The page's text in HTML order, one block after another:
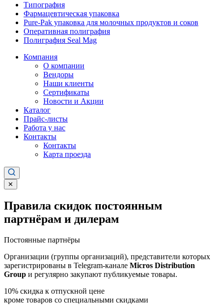
Типография
Фармацевтическая упаковка
Pure-Pak упаковка для молочных продуктов и соков
Оперативная полиграфия
Полиграфия Seal Mag
Компания
О компании
Вендоры
Наши клиенты
Сертификаты
Новости и Акции
Каталог
Прайс-листы
Работа у нас
Контакты
Контакты
Карта проезда
✕
Правила скидок постоянным
партнёрам и дилерам
Постоянные партнёры
Организации (группы организаций), представители которых
зарегистрированы в Telegram-канале Micros Distribution
Group и регулярно закупают публикуемые товары.
10% скидка к отпускной цене
кроме товаров со специальными скидками